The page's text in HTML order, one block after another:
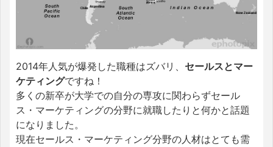
2014年人気が爆発した職種はズバリ、 セールスとマー
ケティングですね！
多くの新卒が大学での自分の専攻に関わらずセール
ス・マーケティングの分野に就職したりと何かと話題
になりました。
現在セールス・マーケティング分野の人材はとても需